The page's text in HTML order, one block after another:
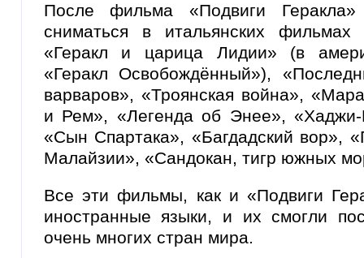
После фильма «Подвиги
сниматься в итальянских
«Геракл и царица Лидии» (в
«Геракл Освобождённый»),
варваров», «Троянская война»,
и Рем», «Легенда об Энее»,
«Сын Спартака», «Багдадский вор»,
Малайзии», «Сандокан, тигр южных
Все эти фильмы, как и «Подвиги
иностранные языки, и их смогли
очень многих стран мира.